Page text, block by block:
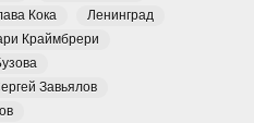
Кока
Ленинград
Краймбрери
Завьялов